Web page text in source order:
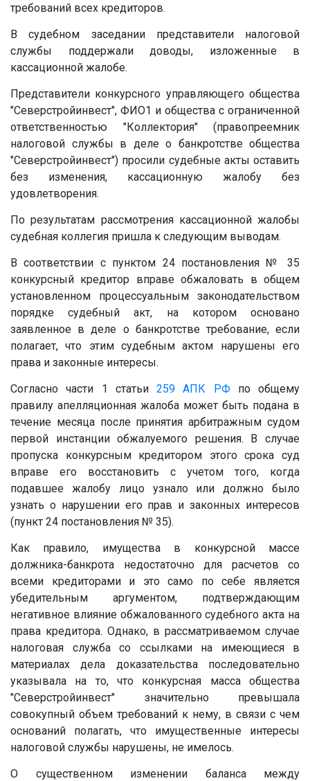
требований всех кредиторов.
В судебном заседании представители налоговой
службы поддержали доводы, изложенные в
кассационной жалобе.
Представители конкурсного управляющего общества
"Северстройинвест", ФИО1 и общества с ограниченной
ответственностью "Коллектория" (правопреемник
налоговой службы в деле о банкротстве общества
"Северстройинвест") просили судебные акты оставить
без изменения, кассационную жалобу без
удовлетворения.
По результатам рассмотрения кассационной жалобы
судебная коллегия пришла к следующим выводам.
В соответствии с пунктом 24 постановления № 35
конкурсный кредитор вправе обжаловать в общем
установленном процессуальным законодательством
порядке судебный акт, на котором основано
заявленное в деле о банкротстве требование, если
полагает, что этим судебным актом нарушены его
права и законные интересы.
Согласно части 1 статьи 259 АПК РФпо общему
правилу апелляционная жалоба может быть подана в
течение месяца после принятия арбитражным судом
первой инстанции обжалуемого решения. В случае
пропуска конкурсным кредитором этого срока суд
вправе его восстановить с учетом того, когда
подавшее жалобу лицо узнало или должно было
узнать о нарушении его прав и законных интересов
(пункт 24 постановления № 35).
Как правило, имущества в конкурсной массе
должника-банкрота недостаточно для расчетов со
всеми кредиторами и это само по себе является
убедительным аргументом, подтверждающим
негативное влияние обжалованного судебного акта на
права кредитора. Однако, в рассматриваемом случае
налоговая служба со ссылками на имеющиеся в
материалах дела доказательства последовательно
указывала на то, что конкурсная масса общества
"Северстройинвест" значительно превышала
совокупный объем требований к нему, в связи с чем
оснований полагать, что имущественные интересы
налоговой службы нарушены, не имелось.
О существенном изменении баланса между